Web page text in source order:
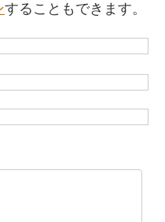
することもできます。